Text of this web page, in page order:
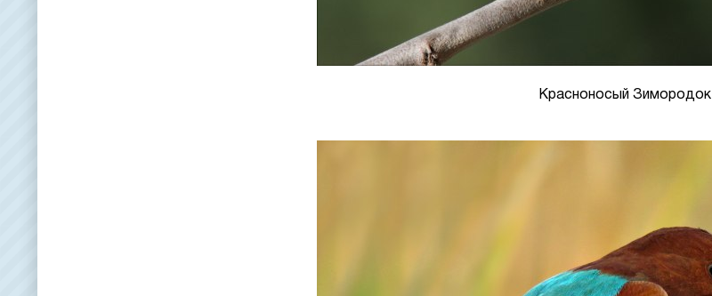
Красноносый Зимородок